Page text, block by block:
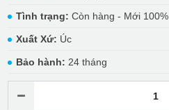
Tình trạng: Còn hàng - Mới 100%
Xuất Xứ: Úc
Bảo hành: 24 tháng